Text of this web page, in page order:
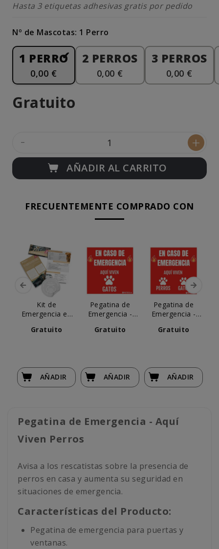
Hasta 3 etiquetas adhesivas gratis por pedido
Nº de Mascotas: 1 Perro
1 PERRO
0,00 €
2 PERROS
0,00 €
3 PERROS
0,00 €
Gratuito
-
+
AÑADIR AL CARRITO
FRECUENTEMENTE COMPRADO CON
Kit de
Emergencia en
Perros
Gratuito
AÑADIR
Pegatina de
Emergencia -
Gratuito
AÑADIR
Pegatina de
Emergencia -
Perros y Gatos
Gratuito
AÑADIR
Pegatina de Emergencia - Aquí
Viven Perros
Avisa a los rescatistas sobre la presencia de
perros en casa y aumenta su seguridad en
situaciones de emergencia.
Características del Producto:
Pegatina de emergencia para puertas y
ventanas.